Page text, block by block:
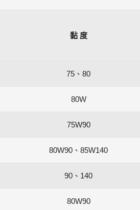
黏 度
75、80
80W
75W90
80W90、85W140
90、140
80W90